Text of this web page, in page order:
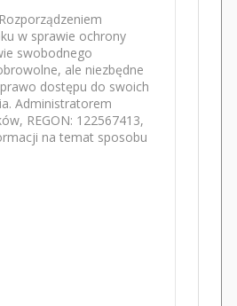
w sprawie ochrony
swobodnego
ale niezbędne
dostępu do swoich
Administratorem
REGON: 122567413,
na temat sposobu